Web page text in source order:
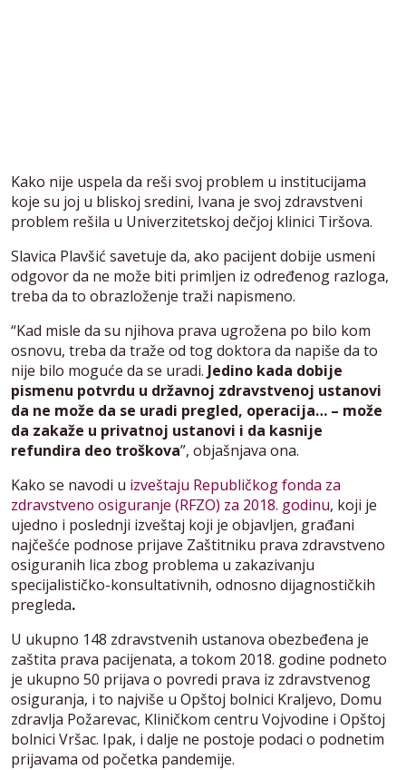
Kako nije uspela da reši svoj problem u institucijama
koje su joj u bliskoj sredini, Ivana je svoj zdravstveni
problem rešila u Univerzitetskoj dečjoj klinici Tiršova.
Slavica Plavšić savetuje da, ako pacijent dobije usmeni
odgovor da ne može biti primljen iz određenog razloga,
treba da to obrazloženje traži napismeno.
“Kad misle da su njihova prava ugrožena po bilo kom
osnovu, treba da traže od tog doktora da napiše da to
nije bilo moguće da se uradi. Jedino kada dobije
pismenu potvrdu u državnoj zdravstvenoj ustanovi
da ne može da se uradi pregled, operacija… – može
da zakaže u privatnoj ustanovi i da kasnije
refundira deo troškova”, objašnjava ona.
Kako se navodi u izveštaju Republičkog fonda za
zdravstveno osiguranje (RFZO) za 2018. godinu, koji je
ujedno i poslednji izveštaj koji je objavljen, građani
najčešće podnose prijave Zaštitniku prava zdravstveno
osiguranih lica zbog problema u zakazivanju
specijalističko-konsultativnih, odnosno dijagnostičkih
pregleda.
U ukupno 148 zdravstvenih ustanova obezbeđena je
zaštita prava pacijenata, a tokom 2018. godine podneto
je ukupno 50 prijava o povredi prava iz zdravstvenog
osiguranja, i to najviše u Opštoj bolnici Kraljevo, Domu
zdravlja Požarevac, Kliničkom centru Vojvodine i Opštoj
bolnici Vršac. Ipak, i dalje ne postoje podaci o podnetim
prijavama od početka pandemije.